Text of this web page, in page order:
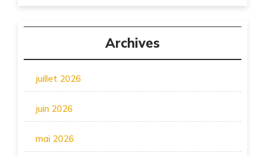
Archives
juillet 2026
juin 2026
mai 2026